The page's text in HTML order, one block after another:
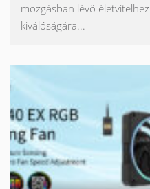
mozgásban lévő
kiválóságára...